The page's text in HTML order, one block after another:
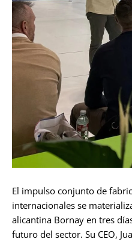
El impulso conjunto de
internacionales se
alicantina Bornay en tres
futuro del sector. Su CEO,